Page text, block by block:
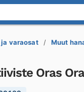
varaosat Muut
Oras